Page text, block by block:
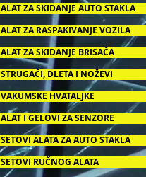
SETOVI ALATA ZA AUTO STAKLA
ALAT I GELOVI ZA SENZORE
VAKUMSKE HVATALJKE
STRUGAČI, DLETA I NOŽEVI
ALAT ZA SKIDANJE BRISAČA
ALAT ZA RASPAKIVANJE VOZILA
ALAT ZA SKIDANJE AUTO STAKLA
SETOVI RUČNOG ALATA